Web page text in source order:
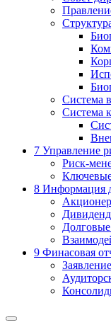
Система
Система
7 Управление
Риск-
8 Информация
9 Финасовая